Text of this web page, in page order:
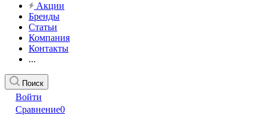
Акции
Бренды
Статьи
Компания
Контакты
...
Поиск
Войти
Сравнение0